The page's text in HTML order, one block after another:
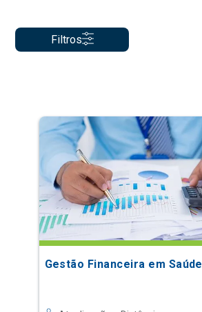
Filtros
Gestão Financeira em Saúde